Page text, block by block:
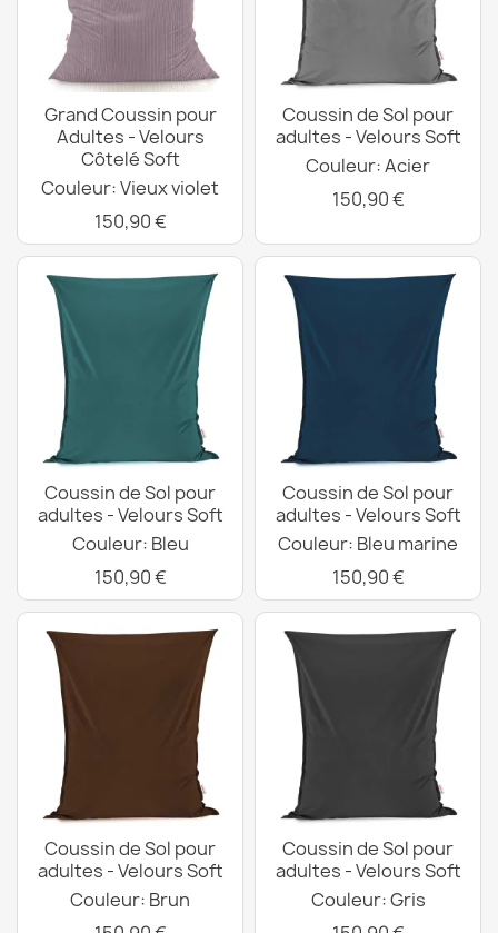
Grand Coussin pour
Adultes - Velours
Côtelé Soft
Couleur: Vieux violet
150,90 €
Coussin de Sol pour
adultes - Velours Soft
Couleur: Acier
150,90 €
Coussin de Sol pour
adultes - Velours Soft
Couleur: Bleu
150,90 €
Coussin de Sol pour
adultes - Velours Soft
Couleur: Bleu marine
150,90 €
Coussin de Sol pour
adultes - Velours Soft
Couleur: Brun
Coussin de Sol pour
adultes - Velours Soft
Couleur: Gris